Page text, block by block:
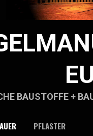
EU
BAUSTOFFE +
PFLASTER